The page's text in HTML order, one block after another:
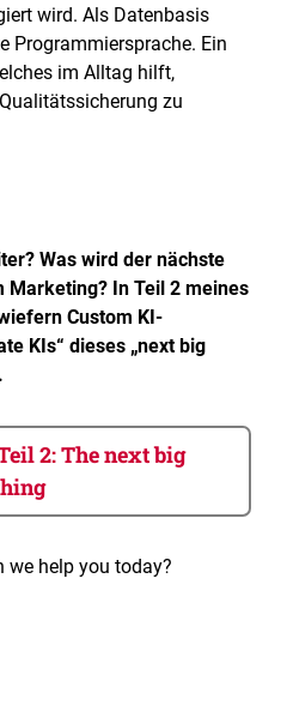
wird. Als Datenbasis
Programmiersprache. Ein
im Alltag hilft,
zu
Was wird der nächste
Marketing? In Teil 2 meines
Custom KI-
KIs“ dieses „next big
2: The next big
we help you today?